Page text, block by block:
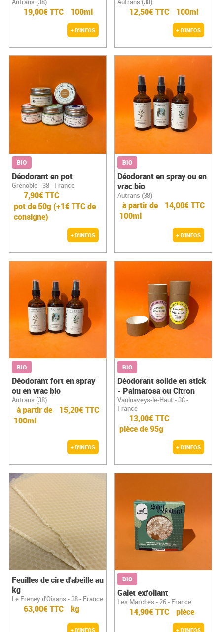
Autrans (38)
19,00€ TTC 100ml
+ D'INFOS
Autrans (38)
12,50€ TTC 100ml
+ D'INFOS
BIO
Déodorant en pot
Grenoble - 38 - France
7,90€ TTC
pot de 50g (+1€ TTC de
consigne)
+ D'INFOS
BIO
Déodorant en spray ou en
vrac bio
Autrans (38)
à partir de
14,00€ TTC
100ml
+ D'INFOS
BIO
Déodorant fort en spray
ou en vrac bio
Autrans (38)
à partir de
15,20€ TTC
100ml
+ D'INFOS
BIO
Déodorant solide en stick
- Palmarosa ou Citron
Vaulnaveys-le-Haut - 38 -
France
13,00€ TTC
pièce de 95g
+ D'INFOS
Feuilles de cire d'abeille au
kg
Le Freney d'Oisans - 38 - France
63,00€ TTC kg
+ D'INFOS
BIO
Galet exfoliant
Les Marches - 26 - France
14,90€ TTC pièce
+ D'INFOS